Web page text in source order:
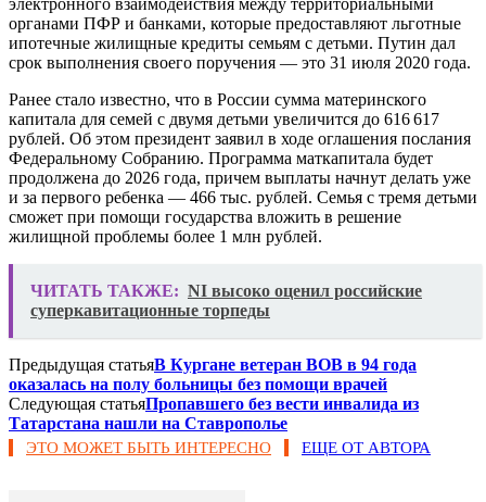
органами ПФР и банками, которые предоставляют льготные
ипотечные жилищные кредиты семьям с детьми. Путин дал
срок выполнения своего поручения — это 31 июля 2020 года.
Ранее стало известно, что в России сумма материнского
капитала для семей с двумя детьми увеличится до 616 617
рублей. Об этом президент заявил в ходе оглашения послания
Федеральному Собранию. Программа маткапитала будет
продолжена до 2026 года, причем выплаты начнут делать уже
и за первого ребенка — 466 тыс. рублей. Семья с тремя детьми
сможет при помощи государства вложить в решение
жилищной проблемы более 1 млн рублей.
ЧИТАТЬ ТАКЖЕ: NI высоко оценил российские
суперкавитационные торпеды
Предыдущая статьяВ Кургане ветеран ВОВ в 94 года
оказалась на полу больницы без помощи врачей
Следующая статьяПропавшего без вести инвалида из
Татарстана нашли на Ставрополье
ЭТО МОЖЕТ БЫТЬ ИНТЕРЕСНО ЕЩЕ ОТ АВТОРА